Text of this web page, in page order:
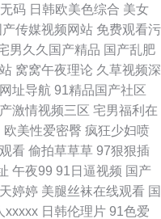
码 日韩欧美色综合 美女
产传媒视频网站 免费观看污
男久久国产精品 国产乱肥
窝窝午夜理论 久草视频深
址导航 91精品国产社区
激情视频三区 宅男福利在
欧美性爱密臀 疯狂少妇喷
看 偷拍草草草 97狠狠插
午夜99 91日逼视频 国产
婷婷 美腿丝袜在线观看 国
xxxxx 日韩伦理片 91色爱